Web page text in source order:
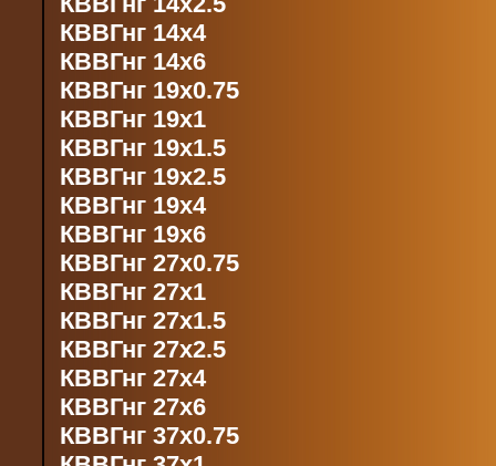
КВВГнг 14х4
КВВГнг 14х6
КВВГнг 19х0.75
КВВГнг 19х1
КВВГнг 19х1.5
КВВГнг 19х2.5
КВВГнг 19х4
КВВГнг 19х6
КВВГнг 27х0.75
КВВГнг 27х1
КВВГнг 27х1.5
КВВГнг 27х2.5
КВВГнг 27х4
КВВГнг 27х6
КВВГнг 37х0.75